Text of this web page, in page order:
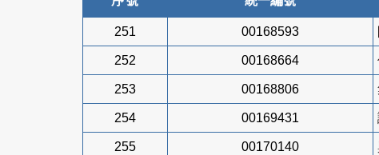
251 00168593
252 00168664
253 00168806
254 00169431
255 00170140